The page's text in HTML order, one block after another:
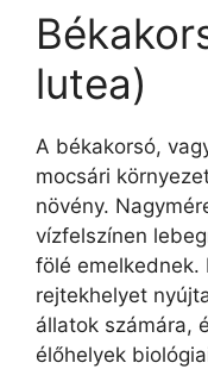
lutea)
A békakorsó,
mocsári
növény.
vízfelszínen
fölé emelkednek.
rejtekhelyet
állatok számára,
élőhelyek